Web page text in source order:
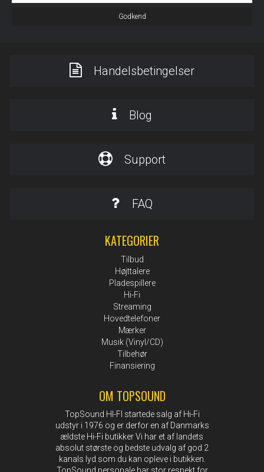
Godkend
Handelsbetingelser
Blog
Support
FAQ
KATEGORIER
Tilbud
Højttalere
Pladespillere
Hi-Fi
Streaming
Hovedtelefoner
Mærker
Musik (Vinyl/CD)
Tilbehør
Finansiering
OM TOPSOUND
TopSound HI-FI startede salg af Hi-Fi
udstyr i 1976 og er derfor en af Danmarks
ældste Hi-Fi butikker Vi har et af landets
absolut største og bedste udvalg af god 2
kanals lyd som du kan opleve i butikken.